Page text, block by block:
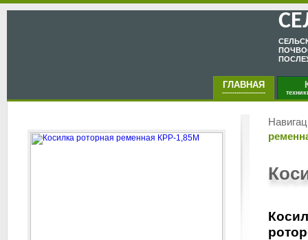
ГЛАВНАЯ
---------------------